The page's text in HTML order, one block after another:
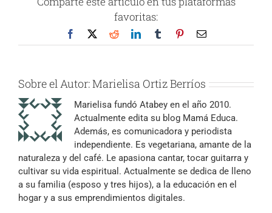
favoritas:
Facebook RedditLinkedInTumblr PinterestCorreo
electrónico
Sobre el Autor:Marielisa Ortiz Berríos
Marielisa fundó Atabey en el año 2010.
Actualmente edita su blog Mamá Educa.
Además, es comunicadora y periodista
independiente. Es vegetariana, amante de la
naturaleza y del café. Le apasiona cantar, tocar guitarra y
cultivar su vida espiritual. Actualmente se dedica de lleno
a su familia (esposo y tres hijos), a la educación en el
hogar y a sus emprendimientos digitales.